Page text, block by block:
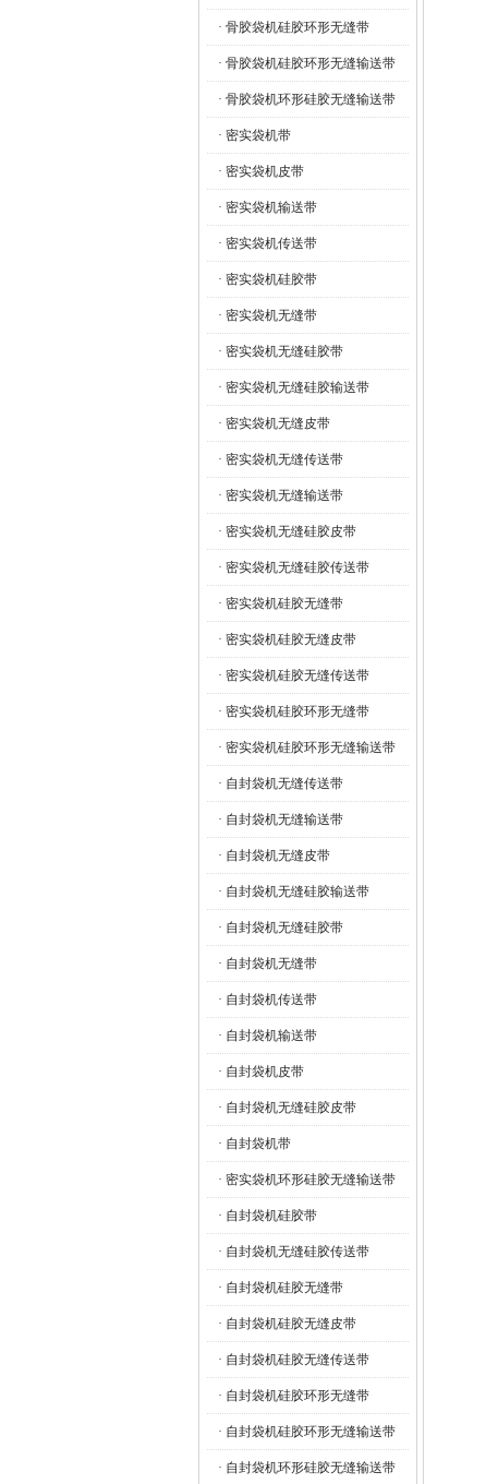
· 骨胶袋机硅胶环形无缝带
· 骨胶袋机硅胶环形无缝输送带
· 骨胶袋机环形硅胶无缝输送带
· 密实袋机带
· 密实袋机皮带
· 密实袋机输送带
· 密实袋机传送带
· 密实袋机硅胶带
· 密实袋机无缝带
· 密实袋机无缝硅胶带
· 密实袋机无缝硅胶输送带
· 密实袋机无缝皮带
· 密实袋机无缝传送带
· 密实袋机无缝输送带
· 密实袋机无缝硅胶皮带
· 密实袋机无缝硅胶传送带
· 密实袋机硅胶无缝带
· 密实袋机硅胶无缝皮带
· 密实袋机硅胶无缝传送带
· 密实袋机硅胶环形无缝带
· 密实袋机硅胶环形无缝输送带
· 自封袋机无缝传送带
· 自封袋机无缝输送带
· 自封袋机无缝皮带
· 自封袋机无缝硅胶输送带
· 自封袋机无缝硅胶带
· 自封袋机无缝带
· 自封袋机传送带
· 自封袋机输送带
· 自封袋机皮带
· 自封袋机无缝硅胶皮带
· 自封袋机带
· 密实袋机环形硅胶无缝输送带
· 自封袋机硅胶带
· 自封袋机无缝硅胶传送带
· 自封袋机硅胶无缝带
· 自封袋机硅胶无缝皮带
· 自封袋机硅胶无缝传送带
· 自封袋机硅胶环形无缝带
· 自封袋机硅胶环形无缝输送带
· 自封袋机环形硅胶无缝输送带